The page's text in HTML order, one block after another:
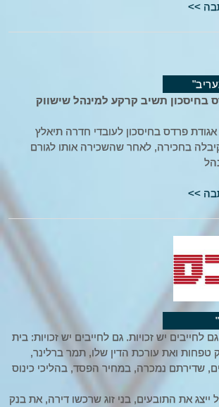
>>
בחיסכון תשיב קרקע למינהל שישווק
פרדס בחיסכון לעובדי חדרה תיאלץ
בחכירה, לאחר שהשכירה אותו לגורם
>>
לחייבים יש זכויות. גם לחייבים יש זכויות: בית
ואת עורכת הדין שלו, תמר ברלינר,
שדירתם נמכרה, במחיר הפסד, בהליכי כינוס
ייצג את התובעים, בני זוג שרכשו דירה, את בנק